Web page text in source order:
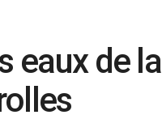
eaux de la